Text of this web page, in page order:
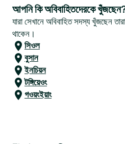
আপনি কি অবিবাহিতদেরকে
যারা সেখানে অবিবাহিত সদস্য খুঁজছেন
থাকেন।
সিওল
বুসান
ইনচিয়ন
টঙ্গিয়েওং
গওয়ংইয়াং